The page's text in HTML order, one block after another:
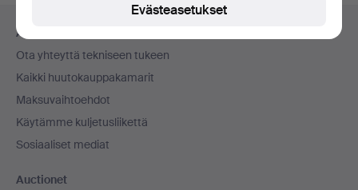
Alatunnistenavigaatio
Apua ja yhteystiedot
Ota yhteyttä tekniseen tukeen
Kaikki huutokauppakamarit
Maksuvaihtoehdot
Käytämme kuljetusliikettä
Sosiaaliset mediat
Auctionet
Evästeasetukset